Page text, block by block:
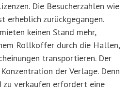
Die Besucherzahlen wie
erheblich zurückgegangen.
keinen Stand mehr,
Rollkoffer durch die Hallen,
transportieren. Der
der Verlage. Denn
zu verkaufen erfordert eine